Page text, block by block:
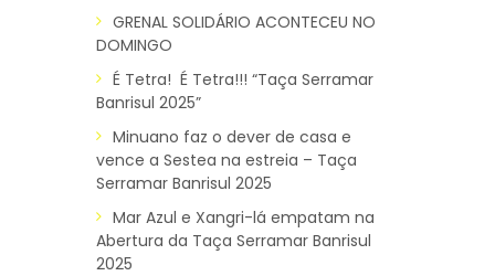
GRENAL SOLIDÁRIO ACONTECEU NO
DOMINGO
É Tetra! É Tetra!!! “Taça Serramar
Banrisul 2025”
Minuano faz o dever de casa e
vence a Sestea na estreia – Taça
Serramar Banrisul 2025
Mar Azul e Xangri-lá empatam na
Abertura da Taça Serramar Banrisul
2025